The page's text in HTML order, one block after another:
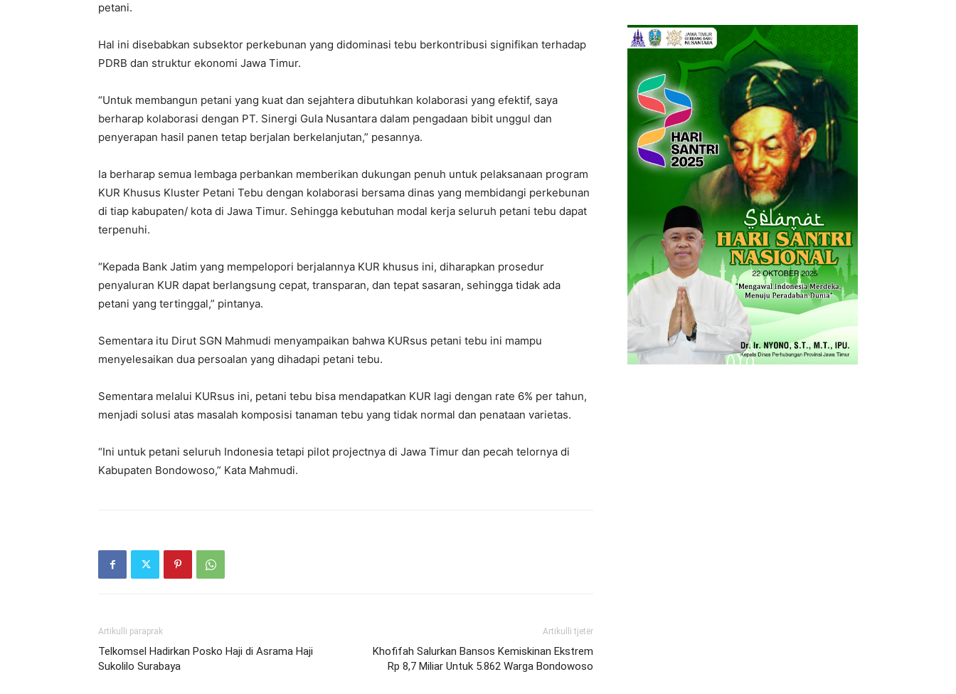
petani.
Hal ini disebabkan subsektor perkebunan yang didominasi tebu berkontribusi signifikan terhadap
PDRB dan struktur ekonomi Jawa Timur.
“Untuk membangun petani yang kuat dan sejahtera dibutuhkan kolaborasi yang efektif, saya
berharap kolaborasi dengan PT. Sinergi Gula Nusantara dalam pengadaan bibit unggul dan
penyerapan hasil panen tetap berjalan berkelanjutan,” pesannya.
Ia berharap semua lembaga perbankan memberikan dukungan penuh untuk pelaksanaan program
KUR Khusus Kluster Petani Tebu dengan kolaborasi bersama dinas yang membidangi perkebunan
di tiap kabupaten/ kota di Jawa Timur. Sehingga kebutuhan modal kerja seluruh petani tebu dapat
terpenuhi.
“Kepada Bank Jatim yang mempelopori berjalannya KUR khusus ini, diharapkan prosedur
penyaluran KUR dapat berlangsung cepat, transparan, dan tepat sasaran, sehingga tidak ada
petani yang tertinggal,” pintanya.
Sementara itu Dirut SGN Mahmudi menyampaikan bahwa KURsus petani tebu ini mampu
menyelesaikan dua persoalan yang dihadapi petani tebu.
Sementara melalui KURsus ini, petani tebu bisa mendapatkan KUR lagi dengan rate 6% per tahun,
menjadi solusi atas masalah komposisi tanaman tebu yang tidak normal dan penataan varietas.
“Ini untuk petani seluruh Indonesia tetapi pilot projectnya di Jawa Timur dan pecah telornya di
Kabupaten Bondowoso,” Kata Mahmudi.
Artikulli paraprak
Telkomsel Hadirkan Posko Haji di Asrama Haji
Sukolilo Surabaya
Artikulli tjetër
Khofifah Salurkan Bansos Kemiskinan Ekstrem
Rp 8,7 Miliar Untuk 5.862 Warga Bondowoso